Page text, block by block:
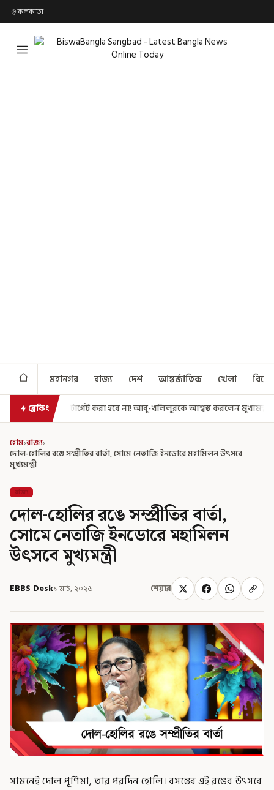
কলকাতা
মহানগর রাজ্য দেশ আন্তর্জাতিক খেলা
ব্রেকিং
হবে না! আবু-খলিলুরকে আশ্বস্ত করলেন মুখ্যমন্ত্রী এগিয়ে গেল আরও
হোম›রাজ্য›
দোল-হোলির রঙে সম্প্রীতির বার্তা, সোমে নেতাজি ইনডোরে মহামিলন উৎসবে
মুখ্যমন্ত্রী
রাজ্য
দোল-হোলির রঙে সম্প্রীতির বার্তা,
সোমে নেতাজি ইনডোরে মহামিলন
উৎসবে মুখ্যমন্ত্রী
EBBS Desk১ মার্চ, ২০২৬ শেয়ার
সামনেই দোল পূর্ণিমা, তার পরদিন হোলি। বসন্তের এই রঙের উৎসবে